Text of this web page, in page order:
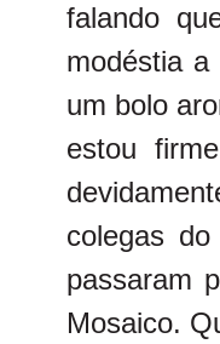
falando
modéstia
um bolo
estou firme
colegas
passaram
Mosaico.